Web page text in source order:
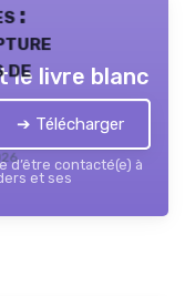
:
de
le livre blanc
➔ Télécharger
d’être contacté(e) à
et ses